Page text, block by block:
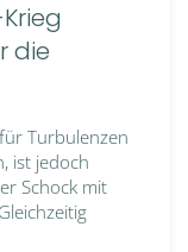
die
Turbulenzen
ist jedoch
Schock mit